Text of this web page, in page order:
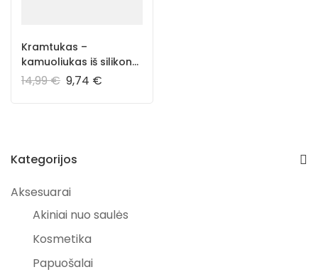
Kategorijos
Aksesuarai
Akiniai nuo saulės
Kosmetika
Papuošalai
Kramtukas –
kamuoliukas iš silikono
be BPA
14,99€ 9,74 €